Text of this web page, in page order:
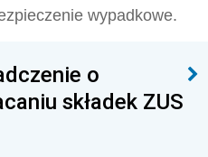
wypadkowe.
o
składek ZUS